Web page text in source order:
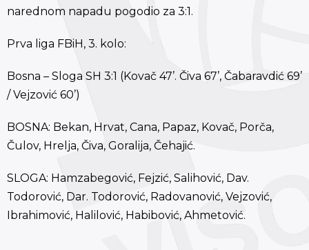
narednom napadu pogodio za 3:1.
Prva liga FBiH, 3. kolo:
Bosna – Sloga SH 3:1 (Kovač 47’. Čiva 67’, Čabaravdić 69’
/ Vejzović 60’)
BOSNA: Bekan, Hrvat, Cana, Papaz, Kovač, Porča,
Čulov, Hrelja, Čiva, Goralija, Čehajić.
SLOGA: Hamzabegović, Fejzić, Salihović, Dav.
Todorović, Dar. Todorović, Radovanović, Vejzović,
Ibrahimović, Halilović, Habibović, Ahmetović.